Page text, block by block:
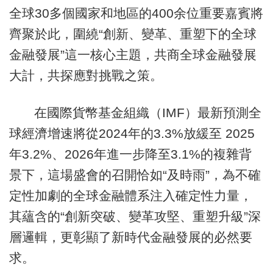
全球30多個國家和地區的400余位重要嘉賓將
齊聚於此，圍繞“創新、變革、重塑下的全球
金融發展”這一核心主題，共商全球金融發展
大計，共探應對挑戰之策。
在國際貨幣基金組織（IMF）最新預測全
球經濟增速將從2024年的3.3%放緩至 2025
年3.2%、2026年進一步降至3.1%的複雜背
景下，這場盛會的召開恰如“及時雨”，為不確
定性加劇的全球金融體系注入確定性力量，
其蘊含的“創新突破、變革攻堅、重塑升級”深
層邏輯，更彰顯了新時代金融發展的必然要
求。